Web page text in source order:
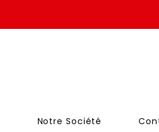
Notre Société